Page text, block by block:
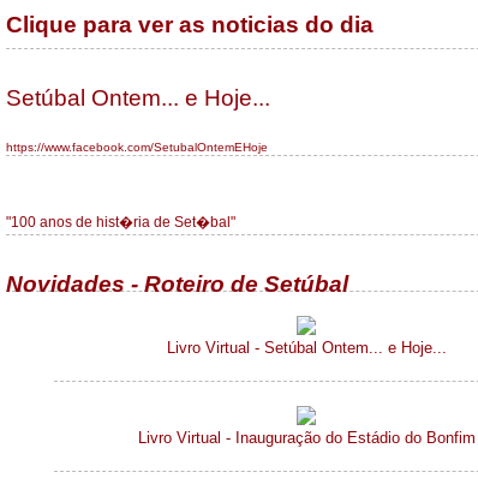
Clique para ver as noticias do dia
Setúbal Ontem... e Hoje...
https://www.facebook.com/SetubalOntemEHoje
"100 anos de hist�ria de Set�bal"
Novidades - Roteiro de Setúbal
Livro Virtual - Setúbal Ontem... e Hoje...
Livro Virtual - Inauguração do Estádio do Bonfim